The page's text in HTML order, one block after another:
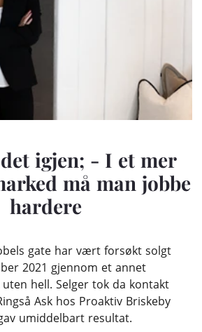
igjen; - I et mer
må man jobbe
hardere
gate har vært forsøkt solgt
2021 gjennom et annet
hell. Selger tok da kontakt
Ask hos Proaktiv Briskeby
umiddelbart resultat.